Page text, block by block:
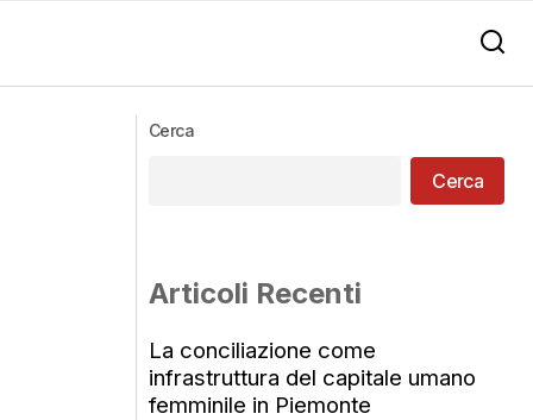
Cerca
Cerca
Articoli Recenti
La conciliazione come
infrastruttura del capitale umano
femminile in Piemonte